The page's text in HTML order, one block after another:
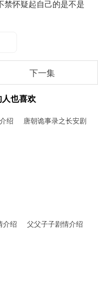
禁怀疑起自己的是不是
下一集
人也喜欢
绍
唐朝诡事录之长安剧
介绍 父父子子剧情介绍